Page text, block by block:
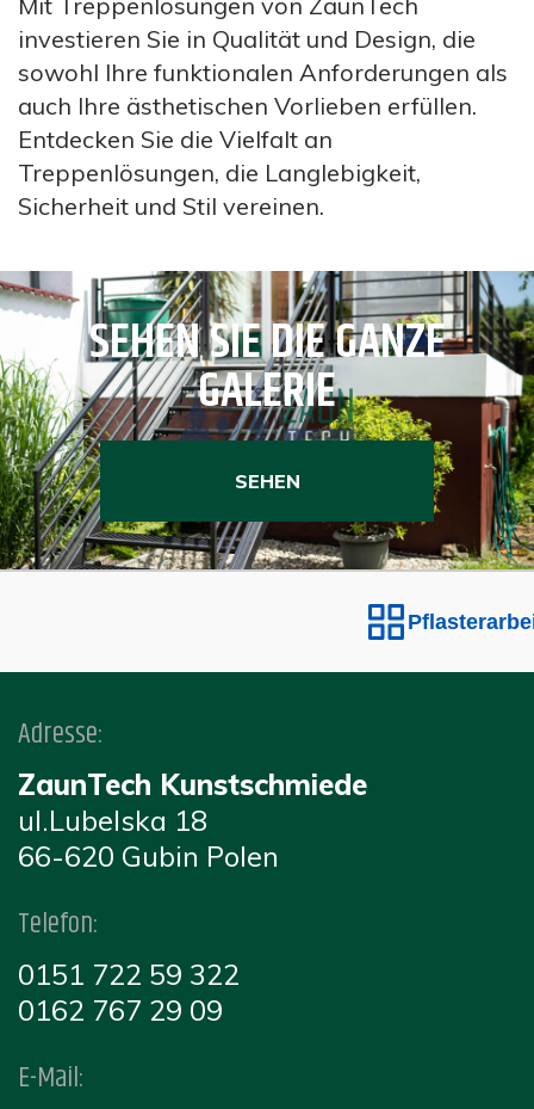
investieren Sie in Qualität und Design, die
sowohl Ihre funktionalen Anforderungen als
auch Ihre ästhetischen Vorlieben erfüllen.
Entdecken Sie die Vielfalt an
Treppenlösungen, die Langlebigkeit,
Sicherheit und Stil vereinen.
SEHEN SIE DIE GANZE
GALERIE
SEHEN
Adresse:
ZaunTech Kunstschmiede
ul.Lubelska 18
66-620 Gubin Polen
Telefon:
0151 722 59 322
0162 767 29 09
E-Mail: